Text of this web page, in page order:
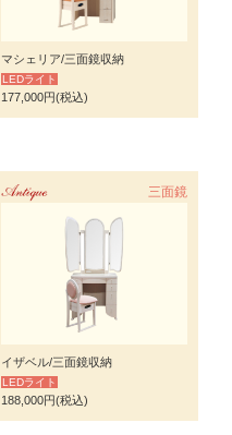
マシェリア/三面鏡収納
LEDライト
177,000円(税込)
三面鏡
イザベル/三面鏡収納
LEDライト
188,000円(税込)